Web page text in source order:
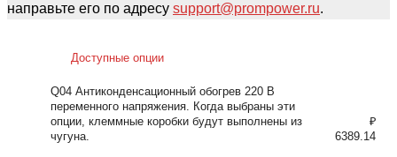
направьте его по адресу support@prompower.ru.
Доступные опции
Q04 Антиконденсационный обогрев 220 В
переменного напряжения. Когда выбраны эти
опции, клеммные коробки будут выполнены из
чугуна.
₽
6389.14